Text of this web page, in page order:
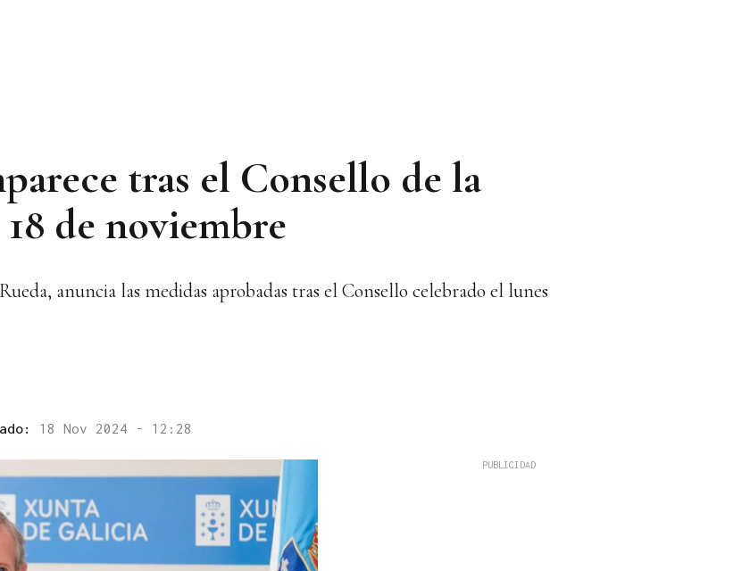
tras el Consello de la
de noviembre
anuncia las medidas aprobadas tras el Consello celebrado el lunes
18 Nov 2024 - 12:28